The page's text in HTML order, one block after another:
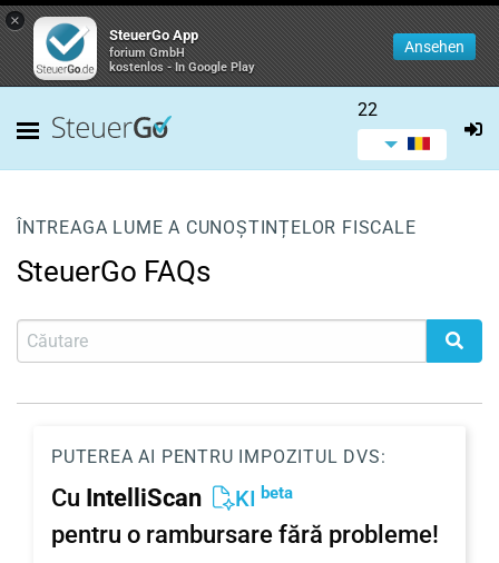
×
SteuerGo App
forium GmbH
kostenlos - In Google Play
Ansehen
22
ÎNTREAGA LUME A CUNOȘTINȚELOR FISCALE
SteuerGo FAQs
PUTEREA AI PENTRU IMPOZITUL DVS:
Cu IntelliScan KI beta
pentru o rambursare fără probleme!